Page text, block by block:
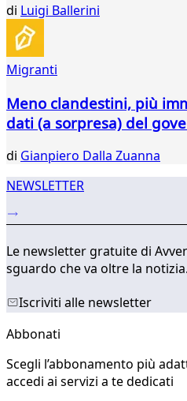
di Luigi Ballerini
Migranti
Meno clandestini, più
dati (a sorpresa) del
di Gianpiero Dalla Zuanna
NEWSLETTER
Le newsletter gratuite di
sguardo che va oltre la notizia.
Iscriviti alle newsletter
Abbonati
Scegli l’abbonamento più
accedi ai servizi a te dedicati